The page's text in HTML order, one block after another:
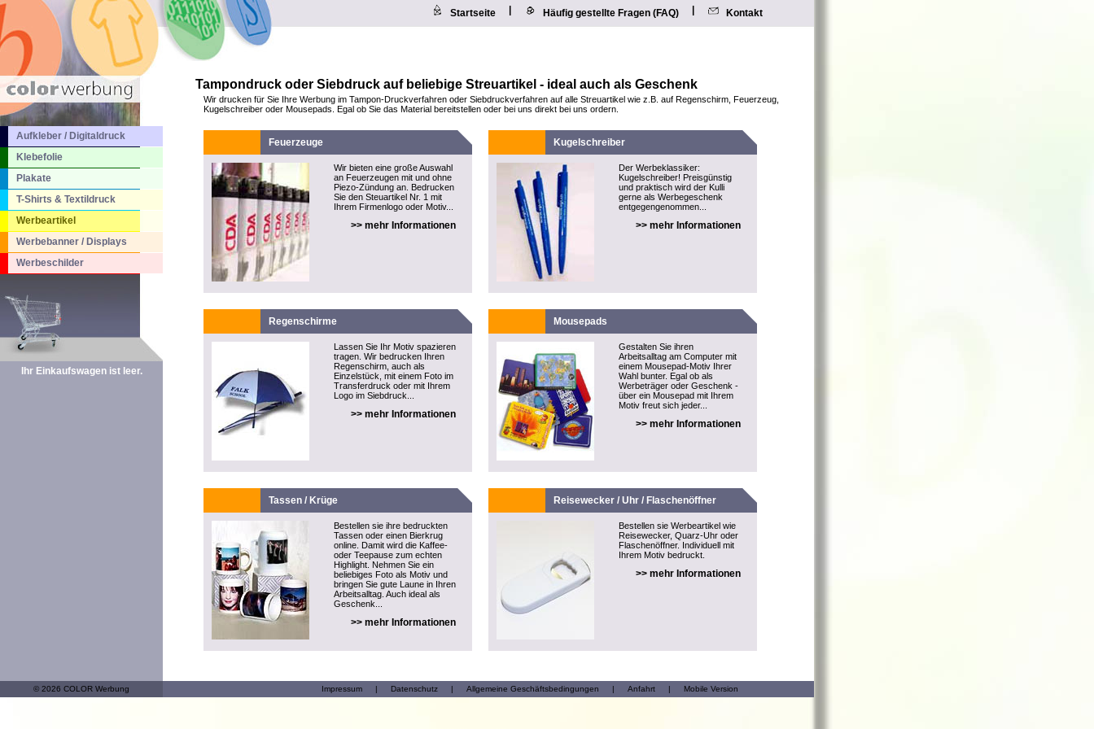
Startseite Häufig gestellte Fragen (FAQ) Kontakt
Aufkleber / Digitaldruck
Klebefolie
Plakate
T-Shirts & Textildruck
Werbeartikel
Werbebanner / Displays
Werbeschilder
Ihr Einkaufswagen ist leer.
Tampondruck oder Siebdruck auf beliebige Streuartikel - ideal auch als Geschenk
Wir drucken für Sie Ihre Werbung im Tampon-Druckverfahren oder Siebdruckverfahren auf alle Streuartikel wie z.B. auf Regenschirm, Feuerzeug,
Kugelschreiber oder Mousepads. Egal ob Sie das Material bereitstellen oder bei uns direkt bei uns ordern.
Feuerzeuge
Wir bieten eine große Auswahl
an Feuerzeugen mit und ohne
Piezo-Zündung an. Bedrucken
Sie den Steuartikel Nr. 1 mit
Ihrem Firmenlogo oder Motiv...
>> mehr Informationen
Kugelschreiber
Der Werbeklassiker:
Kugelschreiber! Preisgünstig
und praktisch wird der Kulli
gerne als Werbegeschenk
entgegengenommen...
>> mehr Informationen
Regenschirme
Lassen Sie Ihr Motiv spazieren
tragen. Wir bedrucken Ihren
Regenschirm, auch als
Einzelstück, mit einem Foto im
Transferdruck oder mit Ihrem
Logo im Siebdruck...
>> mehr Informationen
Mousepads
Gestalten Sie ihren
Arbeitsalltag am Computer mit
einem Mousepad-Motiv Ihrer
Wahl bunter. Egal ob als
Werbeträger oder Geschenk -
über ein Mousepad mit Ihrem
Motiv freut sich jeder...
>> mehr Informationen
Tassen / Krüge
Bestellen sie ihre bedruckten
Tassen oder einen Bierkrug
online. Damit wird die Kaffee-
oder Teepause zum echten
Highlight. Nehmen Sie ein
beliebiges Foto als Motiv und
bringen Sie gute Laune in Ihren
Arbeitsalltag. Auch ideal als
Geschenk...
>> mehr Informationen
Reisewecker / Uhr / Flaschenöffner
Bestellen sie Werbeartikel wie
Reisewecker, Quarz-Uhr oder
Flaschenöffner. Individuell mit
Ihrem Motiv bedruckt.
>> mehr Informationen
© 2026 COLOR Werbung Impressum | Datenschutz | Allgemeine Geschäftsbedingungen | Anfahrt | Mobile Version